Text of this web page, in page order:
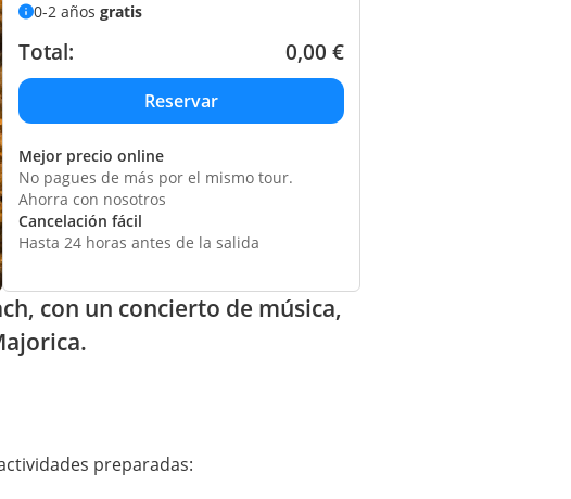
0-2 años gratis
Total: 0,00 €
Mejor precio online
No pagues de más por el mismo tour.
Ahorra con nosotros
Cancelación fácil
Hasta 24 horas antes de la salida
con un concierto de música,
preparadas: